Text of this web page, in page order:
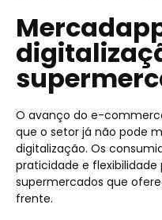
O avanço do e-
que o setor já não pode
digitalização. Os
praticidade e flexibilidade
supermercados que
frente.